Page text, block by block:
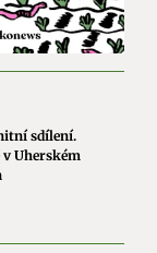
sdílení.
v Uherském